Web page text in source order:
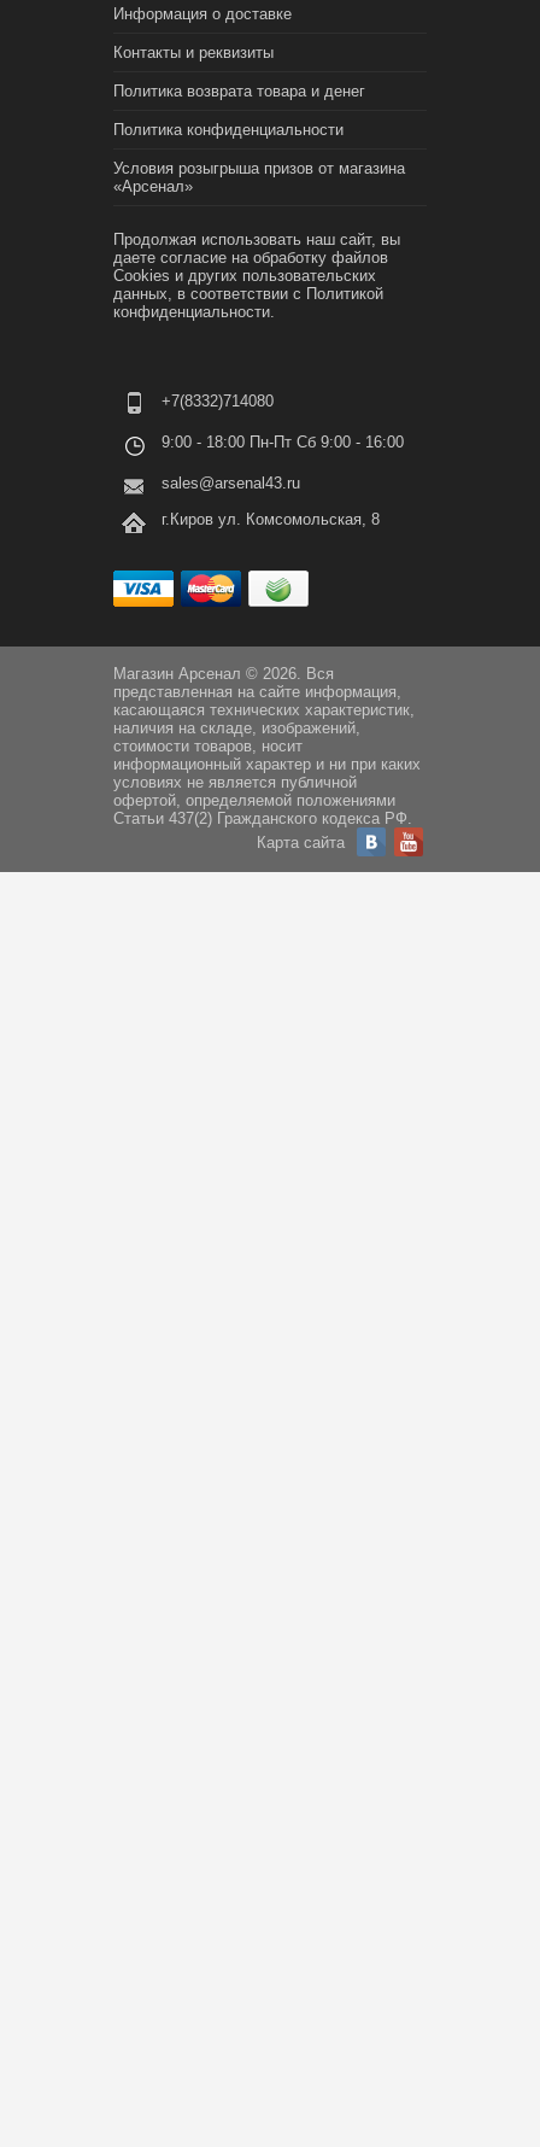
Информация о доставке
Контакты и реквизиты
Политика возврата товара и денег
Политика конфиденциальности
Условия розыгрыша призов от магазина
«Арсенал»
Продолжая использовать наш сайт, вы
даете согласие на обработку файлов
Cookies и других пользовательских
данных, в соответствии с Политикой
конфиденциальности.
+7(8332)714080
9:00 - 18:00 Пн-Пт Сб 9:00 - 16:00
sales@arsenal43.ru
г.Киров ул. Комсомольская, 8
Магазин Арсенал © 2026. Вся
представленная на сайте информация,
касающаяся технических характеристик,
наличия на складе, изображений,
стоимости товаров, носит
информационный характер и ни при каких
условиях не является публичной
офертой, определяемой положениями
Статьи 437(2) Гражданского кодекса РФ.
Карта сайта